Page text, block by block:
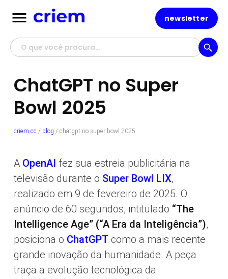
newsletter
search
menu
ChatGPT no Super
Bowl 2025
criem.cc / blog / chatgpt no super bowl 2025
A OpenAI fez sua estreia publicitária na
televisão durante o Super Bowl LIX,
realizado em 9 de fevereiro de 2025. O
anúncio de 60 segundos, intitulado “The
Intelligence Age” (“A Era da Inteligência”),
posiciona o ChatGPT como a mais recente
grande inovação da humanidade. A peça
traça a evolução tecnológica da